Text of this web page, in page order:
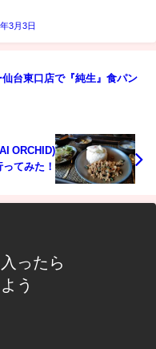
3月3日
台東口店で『純生』食パン
ORCHID)
ってみた！
ったら
う